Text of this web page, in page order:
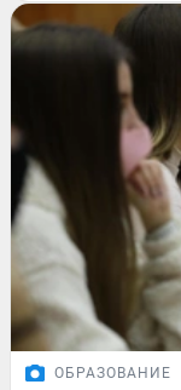
ОБРАЗОВАНИЕ